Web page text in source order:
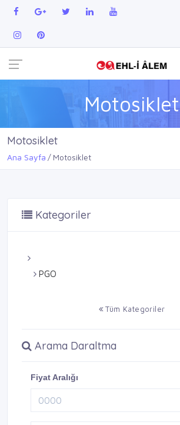
Motosiklet
Motosiklet
Ana Sayfa Motosiklet
Kategoriler
PGO
Tüm Kategoriler
Arama Daraltma
Fiyat Aralığı